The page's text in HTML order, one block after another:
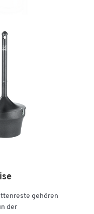
gehören
der